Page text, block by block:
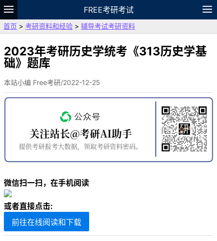
FREE考研考试
题库
故事 专题 APP 笔记
VIP
资料
首页 > 考研资料和经验 > 辅导考试考研资料
2023年考研历史学统考《313历史学基
础》题库
本站小编 Free考研/2022-12-25
微信扫一扫，在手机阅读
或者直接点击:
前往在线阅读和下载